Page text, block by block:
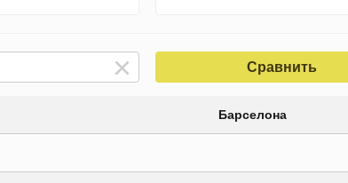
Сравнить
Барселона